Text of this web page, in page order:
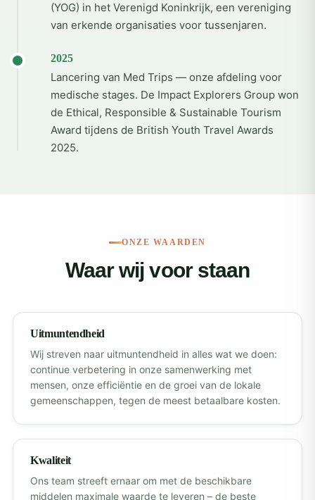
(YOG) in het Verenigd Koninkrijk, een vereniging
van erkende organisaties voor tussenjaren.
2025
Lancering van Med Trips — onze afdeling voor
medische stages. De Impact Explorers Group won
de Ethical, Responsible & Sustainable Tourism
Award tijdens de British Youth Travel Awards
2025.
ONZE WAARDEN
Waar wij voor staan
Uitmuntendheid
Wij streven naar uitmuntendheid in alles wat we doen:
continue verbetering in onze samenwerking met
mensen, onze efficiëntie en de groei van de lokale
gemeenschappen, tegen de meest betaalbare kosten.
Kwaliteit
Ons team streeft ernaar om met de beschikbare
middelen maximale waarde te leveren – de beste